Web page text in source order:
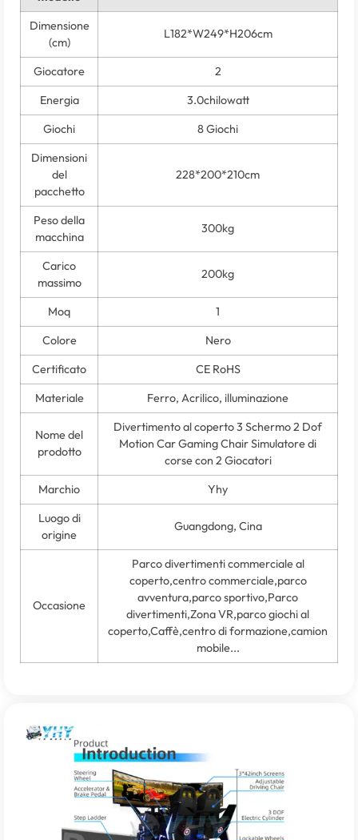
Dimensione
(cm)
L182*W249*H206cm
Giocatore
2
Energia
3.0chilowatt
Giochi
8 Giochi
Dimensioni
del
pacchetto
228*200*210cm
Peso della
macchina
300kg
Carico
massimo
200kg
Moq
1
Colore
Nero
Certificato
CE RoHS
Materiale
Ferro, Acrilico, illuminazione
Nome del
prodotto
Divertimento al coperto 3 Schermo 2 Dof
Motion Car Gaming Chair Simulatore di
corse con 2 Giocatori
Marchio
Yhy
Luogo di
origine
Guangdong, Cina
Occasione
Parco divertimenti commerciale al
coperto,centro commerciale,parco
avventura,parco sportivo,Parco
divertimenti,Zona VR,parco giochi al
coperto,Caffè,centro di formazione,camion
mobile...